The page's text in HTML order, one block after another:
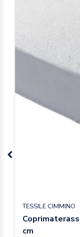
TESSILE CIMMINO
cm